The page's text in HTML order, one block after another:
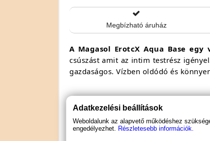
Megbízható áruház
A Magasol ErotcX Aqua Base
csúszást amit az intim testrész
gazdaságos. Vízben oldódó és
: natúr
Kiszerelés
: 100ml
Gyártó: Megasol
Adatkezelési beállítások
Weboldalunk az alapvető működéshez
engedélyezhet. Részletesebb információk.